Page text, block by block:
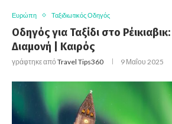
Ευρώπη Ταξιδιωτικός Οδηγός
Οδηγός για Ταξίδι στο Ρέικιαβικ:
Διαμονή | Καιρός
γράφτηκε από Travel Tips360 9 Μαΐου 2025